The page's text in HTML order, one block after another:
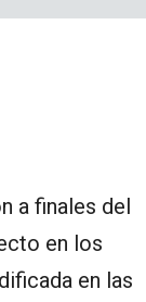
a finales del
en los
en las